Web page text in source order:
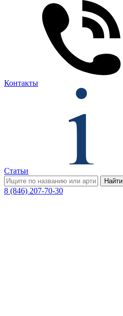
Контакты
Статьи
Найти
8 (846) 207-70-30